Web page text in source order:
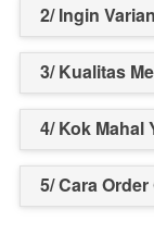
2/ Ingin
3/ Kualitas
4/ Kok Mahal
5/ Cara